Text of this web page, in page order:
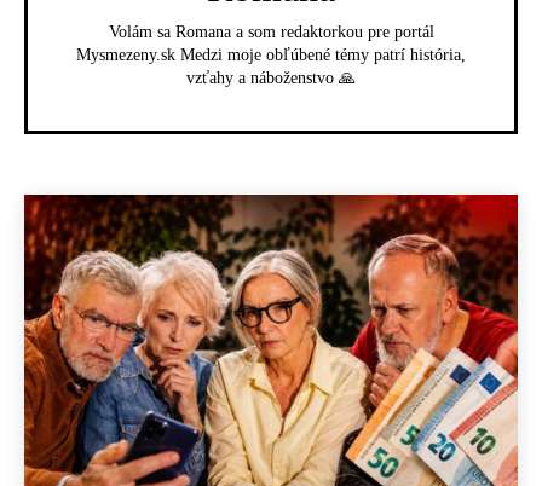
Volám sa Romana a som redaktorkou pre portál
Mysmezeny.sk Medzi moje obľúbené témy patrí história,
vzťahy a náboženstvo 🙏